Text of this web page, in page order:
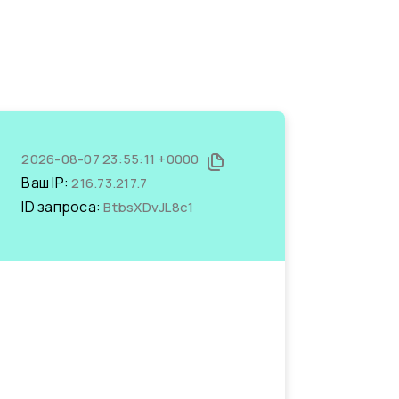
2026-08-07 23:55:11 +0000
Ваш IP:216.73.217.7
ID запроса:BtbsXDvJL8c1